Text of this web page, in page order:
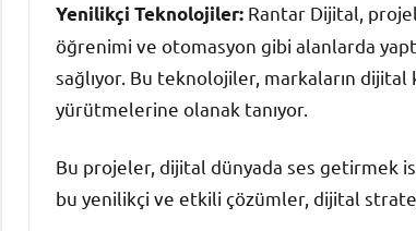
Yenilikçi Teknolojiler: Rantar Dijital,
öğrenimi ve otomasyon gibi alanlarda
sağlıyor. Bu teknolojiler, markaların
yürütmelerine olanak tanıyor.
Bu projeler, dijital dünyada ses getirmek
bu yenilikçi ve etkili çözümler, dijital